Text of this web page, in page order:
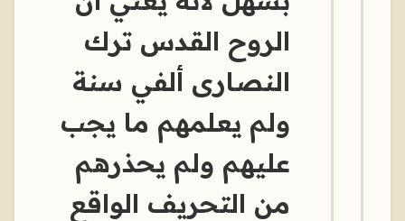
الروح القدس ترك
النصارى ألفي سنة
ولم يعلمهم ما يجب
عليهم ولم يحذرهم
من التحريف الواقع